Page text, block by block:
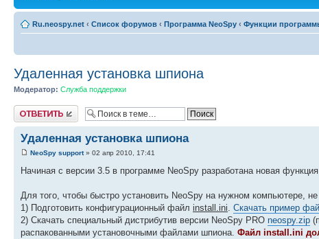
Ru.neospy.net ‹ Список форумов ‹ Программа NeoSpy ‹ Функции
Удаленная установка шпиона
Модератор: Служба поддержки
Ответить
Удаленная установка шпиона
NeoSpy support» 02 апр 2010, 17:41
Начиная с версии 3.5 в программе NeoSpy разработана новая
Для того, чтобы быстро установить NeoSpy на нужном компьютере,
1) Подготовить конфигурационный файл install.ini. Скачать пример
2) Скачать специальный дистрибутив версии NeoSpy PRO neospy.zip
распакованными установочными файлами шпиона. Файл install.ini